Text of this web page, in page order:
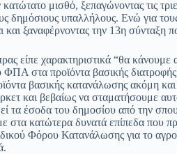
μισθό, ξεπαγώνοντας τις
δημόσιους υπαλλήλους. Ενώ για
και ξαναφέρνοντας την 13η
είπε χαρακτηριστικά “θα
ΦΠΑ στα προϊόντα βασικής
βασικής κατανάλωσης ακόμη
και βεβαίως να σταματήσουμε
τα έσοδα του δημοσίου από την
στα κατώτερα δυνατά επίπεδα που
Φόρου Κατανάλωσης για το